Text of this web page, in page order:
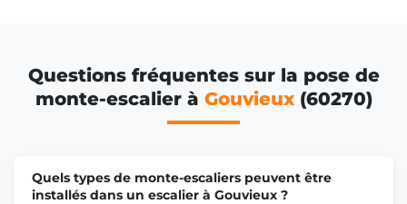
Questions fréquentes sur la pose de
monte-escalier à Gouvieux(60270)
Quels types de monte-escaliers peuvent être
installés dans un escalier à Gouvieux ?